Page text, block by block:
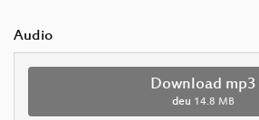
Audio
Download mp3
deu 14.8 MB